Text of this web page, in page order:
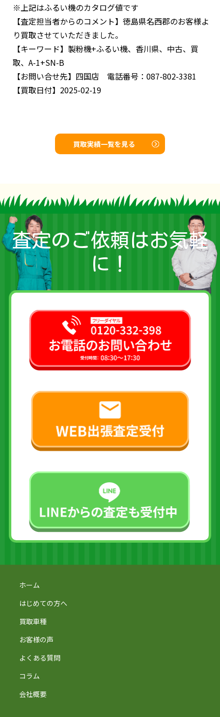
※上記はふるい機のカタログ値です
【査定担当者からのコメント】 徳島県名西郡のお客様よ
り買取させていただきました。
【キーワード】 製粉機+ふるい機、香川県、中古、買
取、A-1+SN-B
【お問い合せ先】 四国店 電話番号：087-802-3381
【買取日付】 2025-02-19
買取実績一覧を見る
査定のご依頼はお気軽
に！
ホーム
はじめての方へ
買取車種
お客様の声
よくある質問
コラム
会社概要